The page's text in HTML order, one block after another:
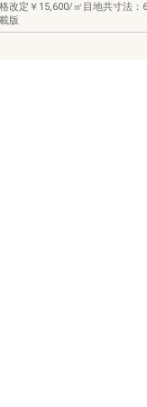
格改定￥15,600/㎡目地共寸法
載版